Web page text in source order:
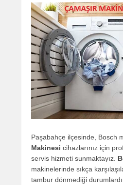
Paşabahçe ilçesinde, Bosch
Makinesi cihazlarınız için
servis hizmeti sunmaktayız.
makinelerinde sıkça
tambur dönmediği